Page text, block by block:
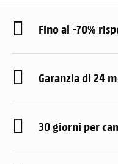
Fino al -70%
Garanzia di 24
30 giorni per